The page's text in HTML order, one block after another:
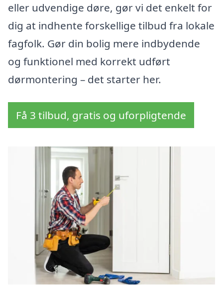
eller udvendige døre, gør vi det enkelt for
dig at indhente forskellige tilbud fra lokale
fagfolk. Gør din bolig mere indbydende
og funktionel med korrekt udført
dørmontering – det starter her.
Få 3 tilbud, gratis og uforpligtende